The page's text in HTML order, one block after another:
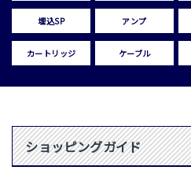
埋込SP アンプ
カートリッジ ケーブル
ショッピングガイド